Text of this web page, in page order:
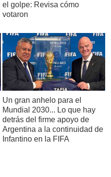
el golpe: Revisa cómo
votaron
Un gran anhelo para el
Mundial 2030... Lo que hay
detrás del firme apoyo de
Argentina a la continuidad de
Infantino en la FIFA